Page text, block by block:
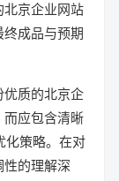
北京企业网站
成品与预期
优质的北京企
而应包含清晰
化策略。在对
性的理解深